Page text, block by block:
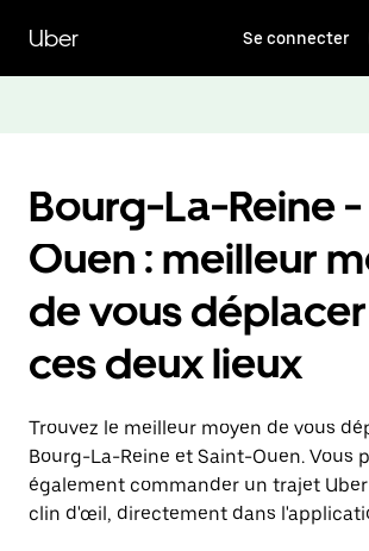
contenu
principal
Uber Se connecter
Bourg-La-Reine
Ouen : meilleur
de vous
ces deux lieux
Trouvez le meilleur moyen de vous
Bourg-La-Reine et Saint-Ouen. Vous
également commander un trajet
clin d'œil, directement dans